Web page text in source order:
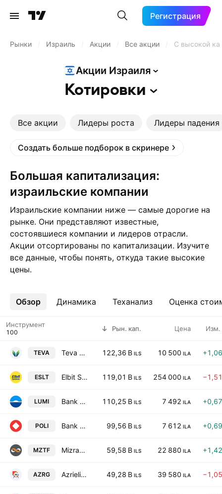
Регистрация
Рынки Израиль Акции Все акции С высокой
Акции Израиля
Котировки
Все акции Лидеры роста Лидеры падения
Создать больше подборок в скринере
Большая капитализация:
израильские компании
Израильские компании ниже — самые дорогие на
рынке. Они представляют известные,
состоявшиеся компании и лидеров отрасли.
Акции отсортированы по капитализации. Изучите
все данные, чтобы понять, откуда такие высокие
цены.
Обзор Динамика Теханализ Оценка
Ещё
Инструмент Рын. кап. Цена Изм.
TEVA Teva Pharmaceutical Industries Limited 122,36 B ILS 10 500 ILA
ESLT Elbit Systems Ltd 119,01 B ILS 254 000 ILA
LUMI Bank Leumi Le-Israel B.M. 110,25 B ILS 7 492 ILA
POLI Bank Hapoalim BM 99,56 B ILS 7 612 ILA
MZTF Mizrahi Tefahot Bank Ltd 59,58 B ILS 22 880 ILA
AZRG Azrieli Group Ltd. 49,28 B ILS 39 580 ILA